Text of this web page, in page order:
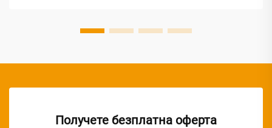
Получете безплатна оферта